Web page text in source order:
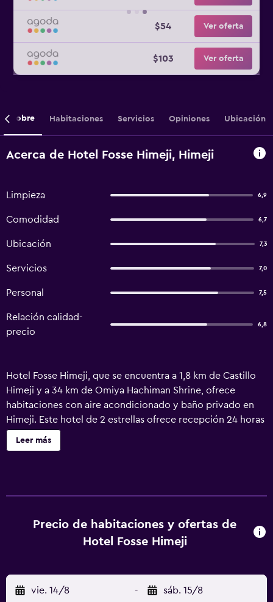
$54 Ver oferta
$103 Ver oferta
Sobre Habitaciones Servicios Opiniones Ubicación
Acerca de Hotel Fosse Himeji, Himeji
Limpieza 6,9
Comodidad 6,7
Ubicación 7,3
Servicios 7,0
Personal 7,5
Relación calidad-
precio
6,8
Hotel Fosse Himeji, que se encuentra a 1,8 km de Castillo
Himeji y a 34 km de Omiya Hachiman Shrine, ofrece
habitaciones con aire acondicionado y baño privado en
Himeji. Este hotel de 2 estrellas ofrece recepción 24 horas
y guardaequipaje. El hotel dispone de habitaciones
familiares. En el hotel, todas las habitaciones disponen de
(Aeropuerto de Kobe) está a 67 km.
Leer más
Precio de habitaciones y ofertas de
Hotel Fosse Himeji
vie. 14/8 - sáb. 15/8